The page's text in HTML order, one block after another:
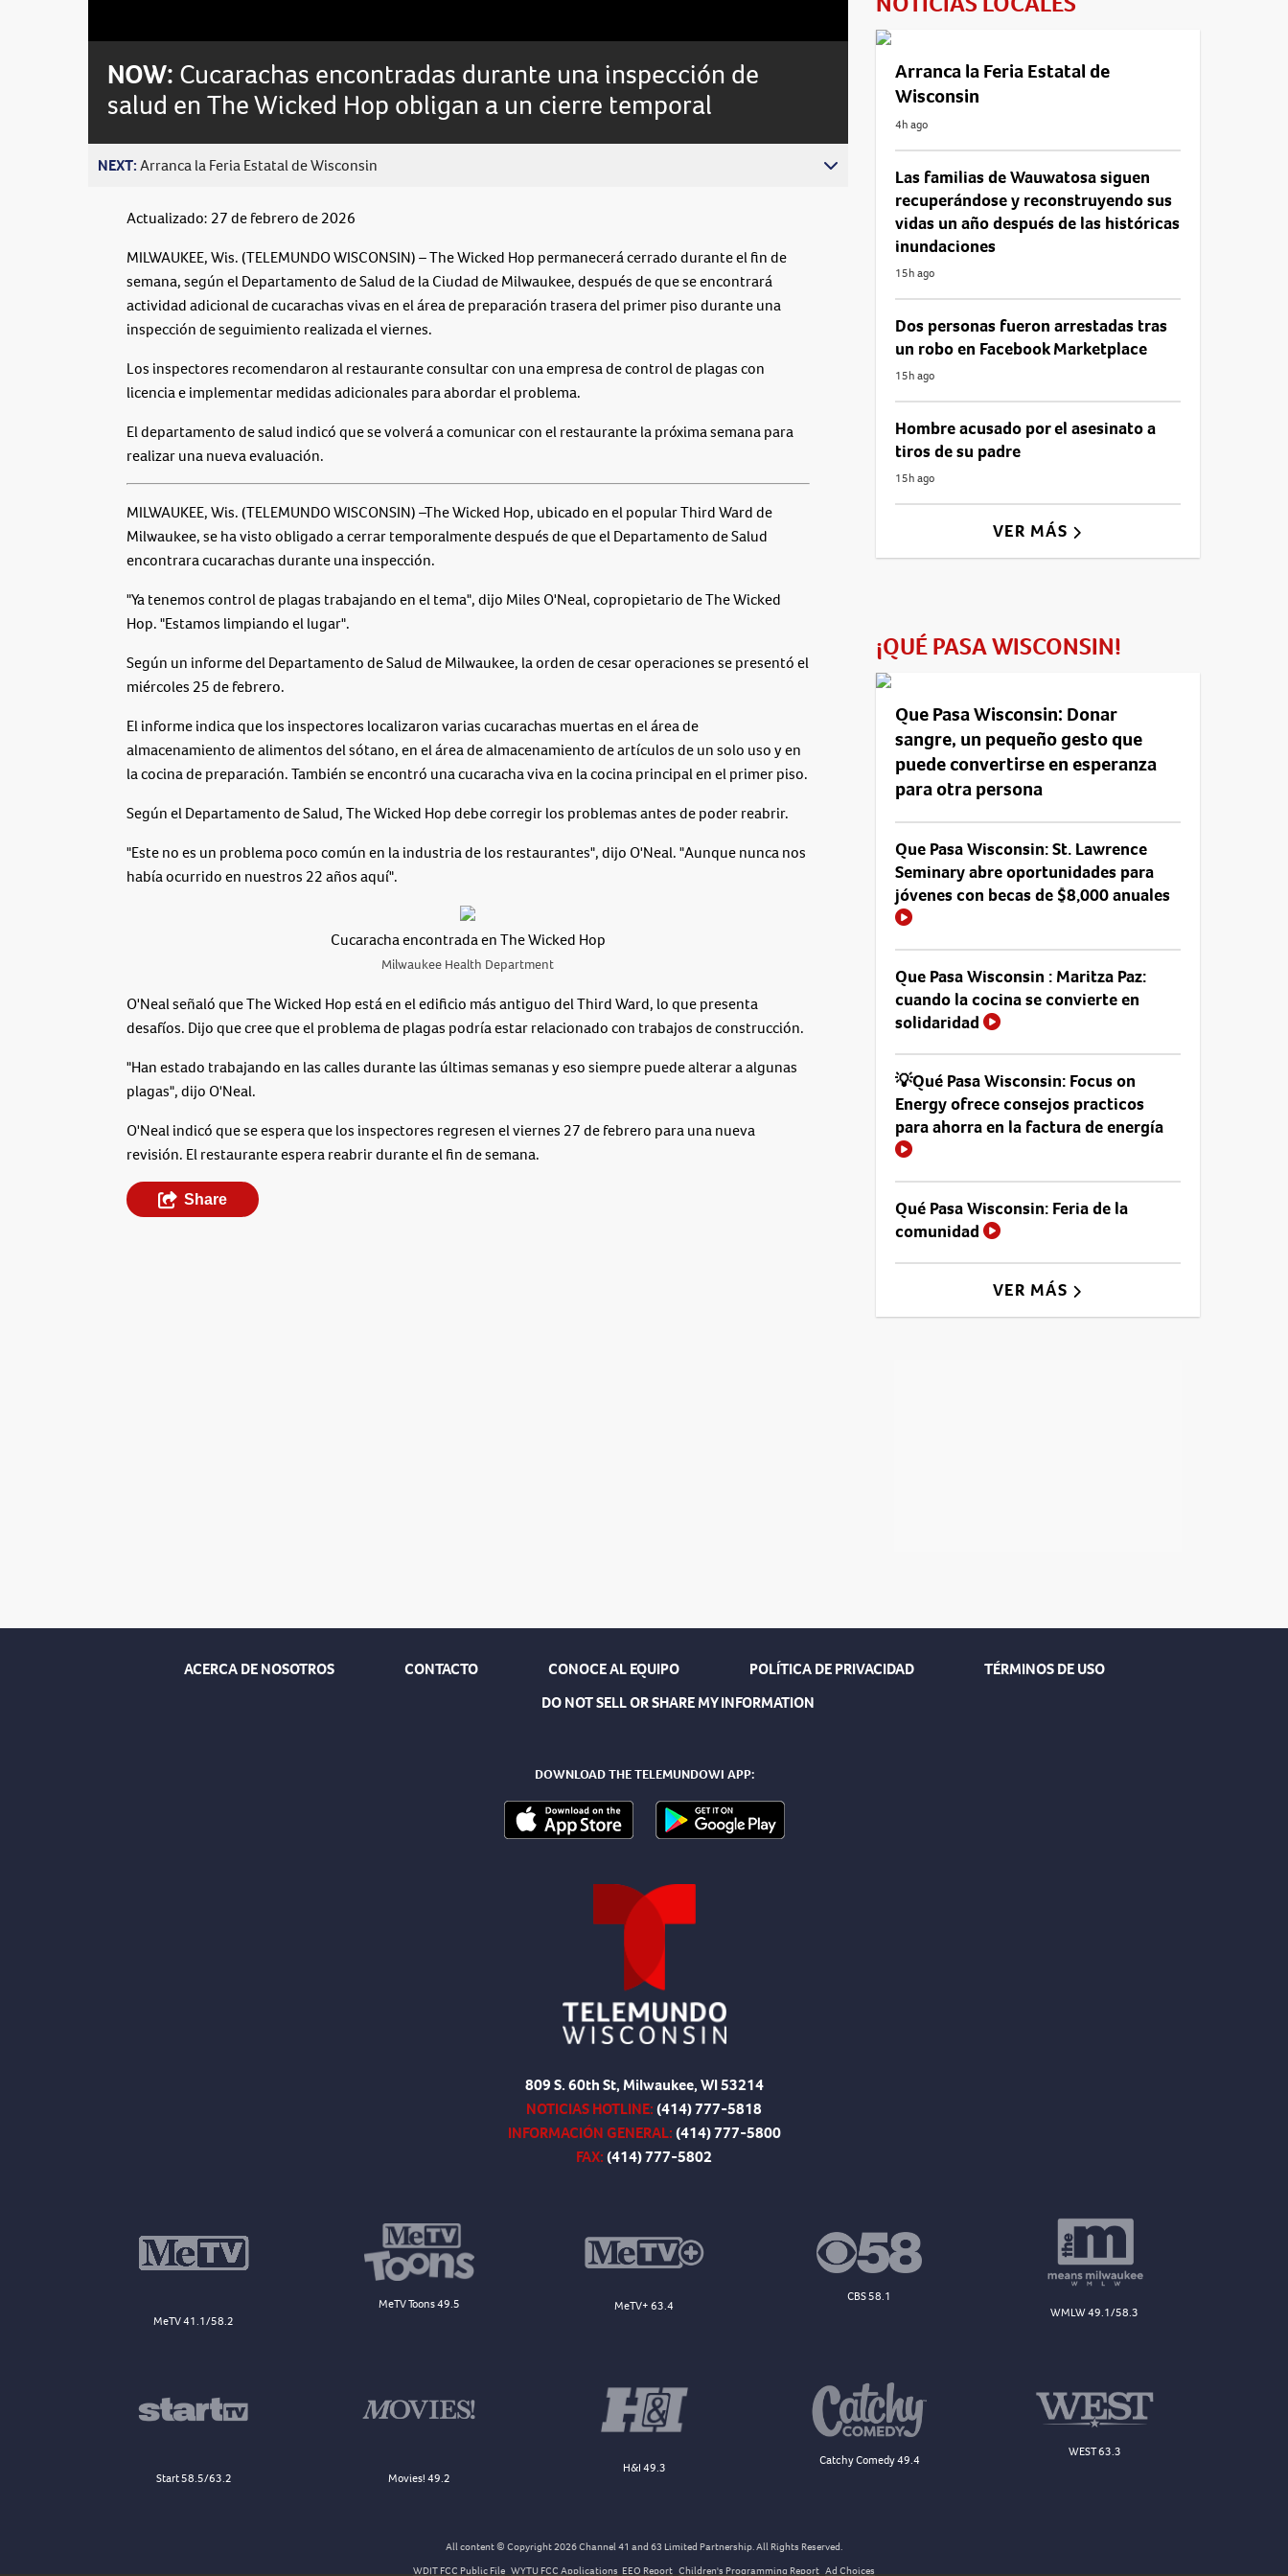
0%
NOW: Cucarachas encontradas durante una inspección de
salud en The Wicked Hop obligan a un cierre temporal
NEXT:Arranca la Feria Estatal de Wisconsin
Actualizado: 27 de febrero de 2026
MILWAUKEE, Wis. (TELEMUNDO WISCONSIN) – The Wicked Hop permanecerá cerrado durante el fin de
semana, según el Departamento de Salud de la Ciudad de Milwaukee, después de que se encontrará
actividad adicional de cucarachas vivas en el área de preparación trasera del primer piso durante una
inspección de seguimiento realizada el viernes.
Los inspectores recomendaron al restaurante consultar con una empresa de control de plagas con
licencia e implementar medidas adicionales para abordar el problema.
El departamento de salud indicó que se volverá a comunicar con el restaurante la próxima semana para
realizar una nueva evaluación.
MILWAUKEE, Wis. (TELEMUNDO WISCONSIN) –The Wicked Hop, ubicado en el popular Third Ward de
Milwaukee, se ha visto obligado a cerrar temporalmente después de que el Departamento de Salud
encontrara cucarachas durante una inspección.
"Ya tenemos control de plagas trabajando en el tema", dijo Miles O'Neal, copropietario de The Wicked
Hop. "Estamos limpiando el lugar".
Según un informe del Departamento de Salud de Milwaukee, la orden de cesar operaciones se presentó el
miércoles 25 de febrero.
El informe indica que los inspectores localizaron varias cucarachas muertas en el área de
almacenamiento de alimentos del sótano, en el área de almacenamiento de artículos de un solo uso y en
la cocina de preparación. También se encontró una cucaracha viva en la cocina principal en el primer piso.
Según el Departamento de Salud, The Wicked Hop debe corregir los problemas antes de poder reabrir.
"Este no es un problema poco común en la industria de los restaurantes", dijo O'Neal. "Aunque nunca nos
había ocurrido en nuestros 22 años aquí".
Cucaracha encontrada en The Wicked Hop
Milwaukee Health Department
O'Neal señaló que The Wicked Hop está en el edificio más antiguo del Third Ward, lo que presenta
desafíos. Dijo que cree que el problema de plagas podría estar relacionado con trabajos de construcción.
"Han estado trabajando en las calles durante las últimas semanas y eso siempre puede alterar a algunas
plagas", dijo O'Neal.
O'Neal indicó que se espera que los inspectores regresen el viernes 27 de febrero para una nueva
revisión. El restaurante espera reabrir durante el fin de semana.
Share
Arranca la Feria Estatal de
Wisconsin
4h ago
Las familias de Wauwatosa siguen
recuperándose y reconstruyendo sus
vidas un año después de las históricas
inundaciones
15h ago
Dos personas fueron arrestadas tras
un robo en Facebook Marketplace
15h ago
Hombre acusado por el asesinato a
tiros de su padre
15h ago
VER MÁS
¡QUÉ PASA WISCONSIN!
Que Pasa Wisconsin: Donar
sangre, un pequeño gesto que
puede convertirse en esperanza
para otra persona
Que Pasa Wisconsin: St. Lawrence
Seminary abre oportunidades para
jóvenes con becas de $8,000 anuales
Que Pasa Wisconsin : Maritza Paz:
cuando la cocina se convierte en
solidaridad
💡Qué Pasa Wisconsin: Focus on
Energy ofrece consejos practicos
para ahorra en la factura de energía
Qué Pasa Wisconsin: Feria de la
comunidad
VER MÁS
ACERCA DE NOSOTROS CONTACTO CONOCE AL EQUIPO POLÍTICA DE PRIVACIDAD
TÉRMINOS DE USO
DO NOT SELL OR SHARE MY INFORMATION
DOWNLOAD THE TELEMUNDOWI APP:
809 S. 60th St, Milwaukee, WI 53214
NOTICIAS HOTLINE:(414) 777-5818
INFORMACIÓN GENERAL:(414) 777-5800
FAX:(414) 777-5802
MeTV 41.1/58.2
MeTV Toons 49.5 MeTV+ 63.4
CBS 58.1
WMLW 49.1/58.3
Start 58.5/63.2 Movies! 49.2
H&I 49.3
Catchy Comedy 49.4
WEST 63.3
All content © Copyright 2026 Channel 41 and 63 Limited Partnership. All Rights Reserved.
WDJT FCC Public File WYTU FCC Applications EEO Report Children's Programming Report Ad Choices